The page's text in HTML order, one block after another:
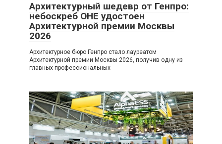
Архитектурный шедевр от Генпро:
небоскреб ОНЕ удостоен
Архитектурной премии Москвы
2026
Архитектурное бюро Генпро стало лауреатом
Архитектурной премии Москвы 2026, получив одну из
главных профессиональных